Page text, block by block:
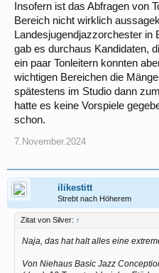
Insofern ist das Abfragen von
Bereich nicht wirklich
Landesjugendjazzorchester in
gab es durchaus Kandidaten,
ein paar Tonleitern konnten
wichtigen Bereichen die
spätestens im Studio dann
hatte es keine Vorspiele
schon.
7.November.2024
ilikestitt
Strebt nach Höherem
Zitat von Silver: ↑
Naja, das hat halt alles eine
Von Niehaus Basic Jazz